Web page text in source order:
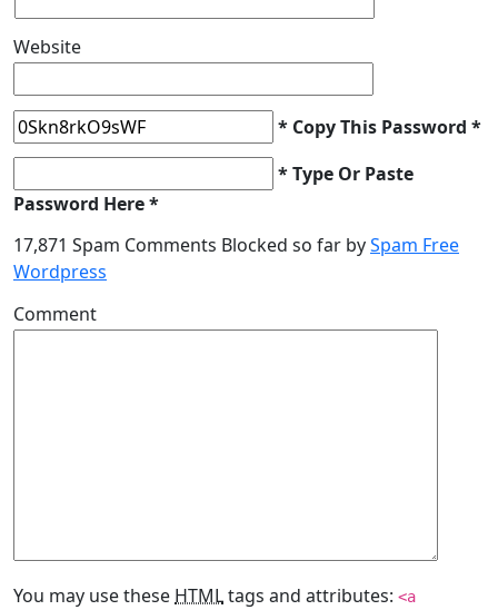
Website
* Copy This Password *
* Type Or Paste
Password Here *
17,871 Spam Comments Blocked so far bySpam Free
Wordpress
Comment
You may use these HTMLtags and attributes: <a